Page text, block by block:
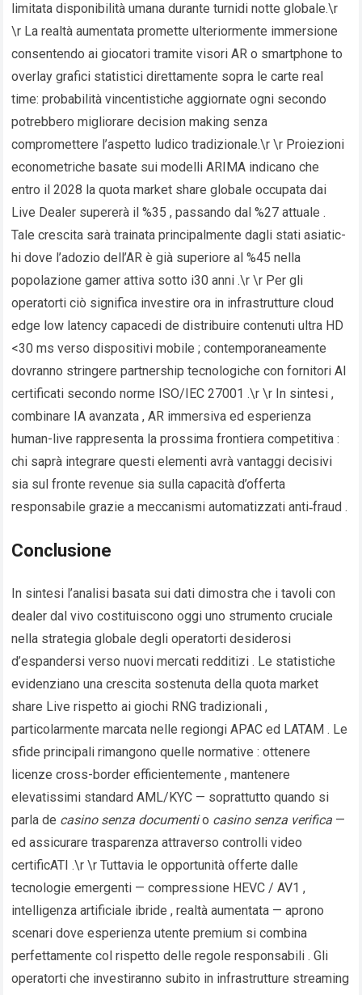
limitata disponibilità umana durante turnidi notte globale.\r
\r La realtà aumentata promette ulteriormente immersione
consentendo ai giocatori tramite visori AR o smartphone to
overlay grafici statistici direttamente sopra le carte real
time: probabilità vincentistiche aggiornate ogni secondo
potrebbero migliorare decision making senza
compromettere l’aspetto ludico tradizionale.\r \r Proiezioni
econometriche basate sui modelli ARIMA indicano che
entro il 2028 la quota market share globale occupata dai
Live Dealer supererà il %35 , passando dal %27 attuale .
Tale crescita sarà trainata principalmente dagli stati asiatic­
hi dove l’adozio dell’AR è già superiore al %45 nella
popolazione gamer attiva sotto i30 anni .\r \r Per gli
operator​ti ciò significa investire ora in infrastrutture cloud
edge low latency capace­di de distribuire contenuti ultra HD
<30 ms verso dispositivi mobile ; contemporaneamente
dovranno stringere partnership tecnologiche con fornitori AI
certificat­i secondo norme ISO/IEC 27001 .\r \r In sintesi ,
combinare IA avanzata , AR immersiva ed esperienza
human-live rappresenta la prossima frontiera competitiva :
chi saprà integrare questi elementi avrà vantaggi decisivi
sia sul fronte revenue sia sulla capacità d’offerta
responsabile grazie a meccanismi automatizzati anti‐fraud .
Conclusione
In sintesi l’analisi basata sui dati dimostra che i tavoli con
dealer dal vivo costituiscono oggi uno strumento cruciale
nella strategia globale degli operator​ti desiderosi
d’espandersi verso nuovi mercati redditizi . Le statistiche
evidenziano una crescita sostenuta della quota market
share Live rispetto ai giochi RNG tradizionali ,
particolarmente marcata nelle region­gi APAC ed LATAM . Le
sfide principali rimangono quelle normative : ottenere
licenze cross-border efficientemente , mantenere
elevatissimi standard AML/KYC — soprattutto quando si
parla de casino senza documentio casino senza verifica —
ed assicurare trasparenza attraverso controllі video
certificATI .\r \r Tuttavia le opportunità offerte dalle
tecnologie emergenti — compressione HEVC / AV1 ,
intelligenza artificiale ibride , realtà aumentata — aprono
scenari dove esperienza utente premium si combina
perfettamente col rispetto delle regole responsabili . Gli
operator​ti che investiranno subito in infrastrutture streaming